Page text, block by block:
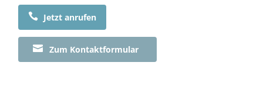
 Jetzt anrufen
 Zum Kontaktformular